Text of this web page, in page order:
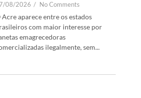
08/2026 / No Comments
Acre aparece entre os estados
com maior interesse por
emagrecedoras
ilegalmente, sem...